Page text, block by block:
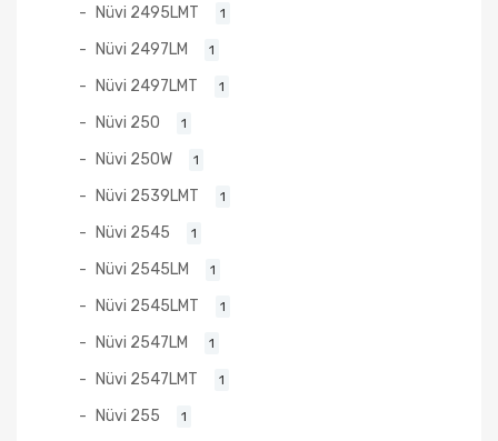
Nüvi 2495LMT 1
Nüvi 2497LM 1
Nüvi 2497LMT 1
Nüvi 250 1
Nüvi 250W 1
Nüvi 2539LMT 1
Nüvi 2545 1
Nüvi 2545LM 1
Nüvi 2545LMT 1
Nüvi 2547LM 1
Nüvi 2547LMT 1
Nüvi 255 1